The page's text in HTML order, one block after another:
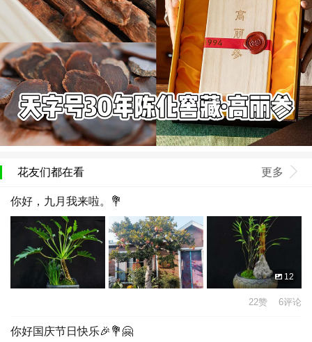
花友们都在看 更多
你好，九月我来啦。💐
12
22赞 6评论
你好国庆节日快乐🎉💐🤗